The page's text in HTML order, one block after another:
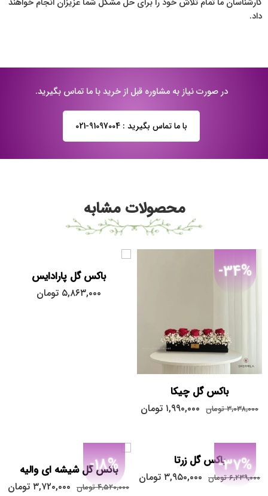
داد.
در صورت نیاز به مشاوره قبل از خرید با ما تماس بگیرید.
با ما تماس بگیرید : 91097004-021
محصولات مشابه
-34%
باکس گل چیکا
۳,۰۳۸,۰۰۰ تومان ۱,۹۹۰,۰۰۰ تومان
باکس گل پارادایس
۵,۸۶۳,۰۰۰ تومان
-37%باکس گل زرتا
۶,۲۳۹,۰۰۰ تومان ۳,۹۵۰,۰۰۰ تومان
-18%
باکس گل شیشه ای والیه
۴,۵۲۰,۰۰۰ تومان ۳,۷۲۰,۰۰۰ تومان